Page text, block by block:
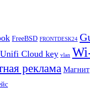
FreeBSD FRONTDESK24
Unifi Cloud key vlan
реклама Магнит